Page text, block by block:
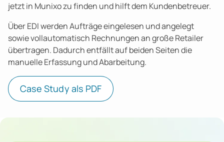
jetzt in Munixo zu finden und hilft dem Kundenbetreuer.
Über EDI werden Aufträge eingelesen und angelegt
sowie vollautomatisch Rechnungen an große Retailer
übertragen. Dadurch entfällt auf beiden Seiten die
manuelle Erfassung und Abarbeitung.
Case Study als PDF